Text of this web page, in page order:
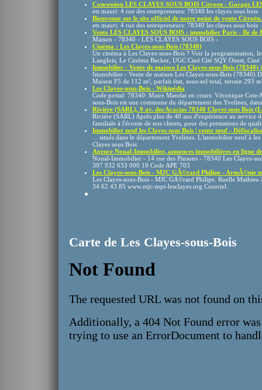
Concession LES CLAYES SOUS BOIS Citroen - Garage
ets mauri: 4 rue des entrepreneurs: 78340 les clayes sous bois
Bienvenue sur le site officiel de notre point de vente Citroën.
ets mauri: 4 rue des entrepreneurs: 78340 les clayes sous bois
Vente LES CLAYES SOUS BOIS : immobilier Paris - Ile de
Maison - 78340 - LES CLAYES SOUS BOIS -
Cinéma : Les Clayes-sous-Bois (78340)
Un cinéma à Les Clayes-sous-Bois ? Voir la programmation,
Langlois, Le Cinéma Becker, UGC Ciné Cité SQY Ouest, Ciné
Immobilier - Vente de maison Les Clayes-sous-Bois (78340)
Immobilier - Vente de maison Les Clayes-sous-Bois (78340)
Maison F5 de 112 m², parfait état, sous-sol total, terrain 293
Les Clayes-sous-Bois - Wikipédia
Code postal: 78340: Maire Mandat en cours: Véronique
sous-Bois est une commune du département des Yvelines,
Riviére (SARL), 9 av. des Acacias 78340 Clayes sous Bois
Riviére (SARL) Après plus de 40 ans d'expérience au service
familiale à l'écoute de nos clients, pour des prestations de
Immobilier neuf les Clayes sous Bois | vente neuf -
... situés dans le département Yvelines. L'immobilier neuf à
Clayes sous Bois
Agence Noual-Immobilier, annonces immobilières en ligne
Noual-Immobilier - 14 rue des Pinsons - 78340 Les Clayes-
397 932 633 000 19 Code APE 703
Les Clayes-sous-Bois - MJC GÃ©rard Philipe - ArmÃ©nie
Les Clayes-sous-Bois - MJC GÃ©rard Philipe. Ruelle Mathieu
34 62 43 85 www.mjc-mpt-lesclayes.org Courriel.
Carte de Les Clayes-sous-Bois